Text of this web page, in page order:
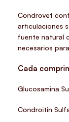
Condrovet
articulaciones
fuente natural
necesarios
Cada
Glucosamina
Condroitin